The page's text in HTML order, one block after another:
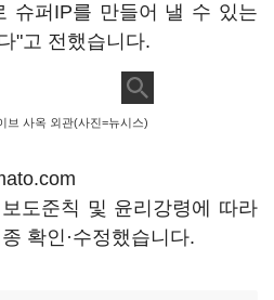
슈퍼IP를 만들어 낼 수 있는
"고 전했습니다.
브 사옥 외관(사진=뉴시스)
도준칙 및 윤리강령에 따라
확인·수정했습니다.